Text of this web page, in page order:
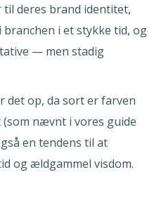
deres brand identitet,
i et stykke tid, og
— men stadig
det op, da sort er farven
nævnt i vores guide
en tendens til at
og ældgammel visdom.